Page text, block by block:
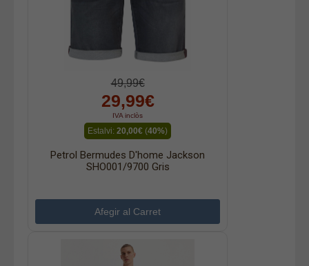
49,99€
29,99€
IVA inclòs
Estalvi: 20,00€ (40%)
Petrol Bermudes D'home Jackson
SHO001/9700 Gris